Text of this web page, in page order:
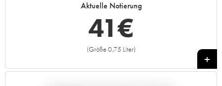
Aktuelle Notierung
41€
(Größe 0,75 Liter)
+